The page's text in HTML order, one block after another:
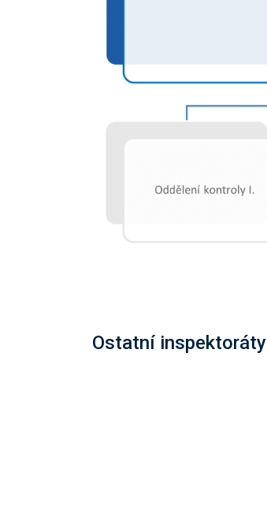
Ostatní inspektoráty